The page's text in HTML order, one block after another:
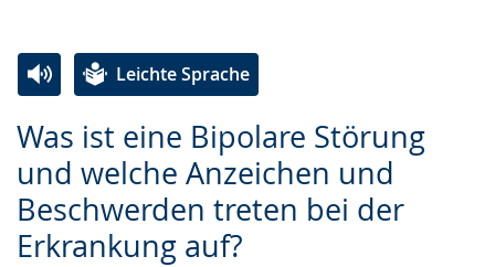
Was ist eine Bipolare Störung
und welche Anzeichen und
Beschwerden treten bei der
Erkrankung auf?
Leichte Sprache
Leichten
Sprache
wechseln.
Audio-
Unterstützung.
Video
in
Deutscher
Gebärdensprache